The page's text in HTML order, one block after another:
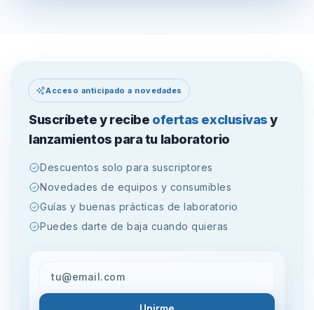
Acceso anticipado a novedades
Suscríbete y recibe ofertas exclusivasy
lanzamientos para tu laboratorio
Descuentos solo para suscriptores
Novedades de equipos y consumibles
Guías y buenas prácticas de laboratorio
Puedes darte de baja cuando quieras